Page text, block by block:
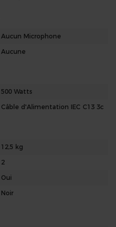
Aucun Microphone
Aucune
500 Watts
Câble d'Alimentation IEC C13 3c
12,5 kg
2
Oui
Noir